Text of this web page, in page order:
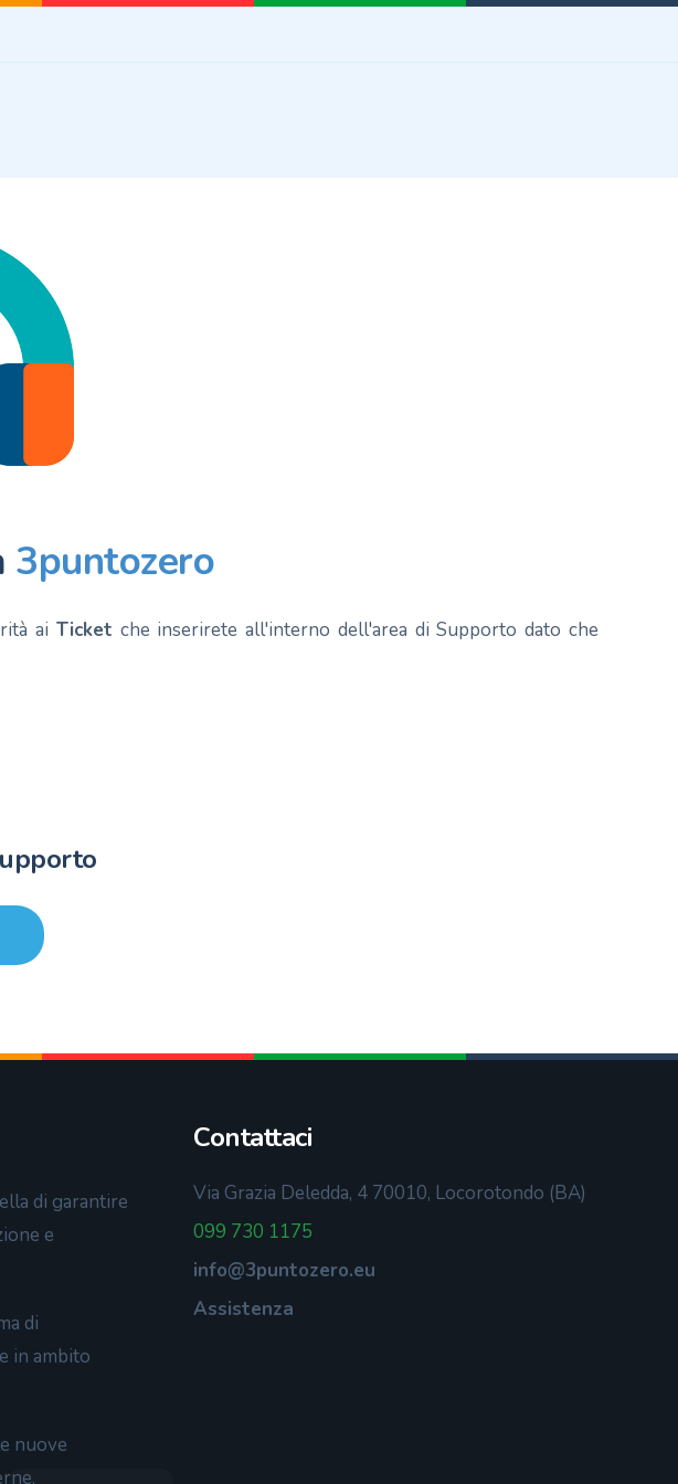
3puntozero
ai Ticket che inserirete all'interno dell'area di Supporto dato che
di garantire
e
di
in ambito
nuove
Contattaci
Via Grazia Deledda, 4 70010, Locorotondo (BA)
099 730 1175
info@3puntozero.eu
Assistenza